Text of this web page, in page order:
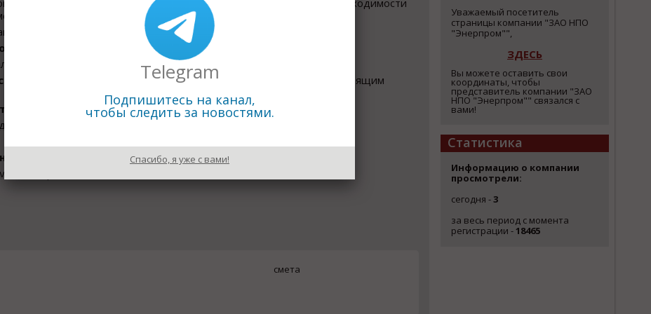
температуры и иных специфических условиях; подъем при необходимости
железобетона, натяжение анкерной крепи ;
, затяжка резьбовых соединений с точным высоким крутящим
канатных стропов, по производству РВД;
резка кабеля, работа с токопроводящими шинами;
путей и подвижного состава;
работы.
смета
Уважаемый посетитель
страницы компании "ЗАО НПО
"Энерпром"",
ЗДЕСЬ
Вы можете оставить свои
координаты, чтобы
представитель компании "ЗАО
НПО "Энерпром"" связался с
вами!
Статистика
Информацию о компании
просмотрели:
сегодня -3
за весь период с момента
регистрации -18465
Telegram
Подпишитесь на канал,
чтобы следить за новостями.
Спасибо, я уже с вами!